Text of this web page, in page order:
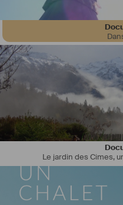
Le jardin des Cimes,